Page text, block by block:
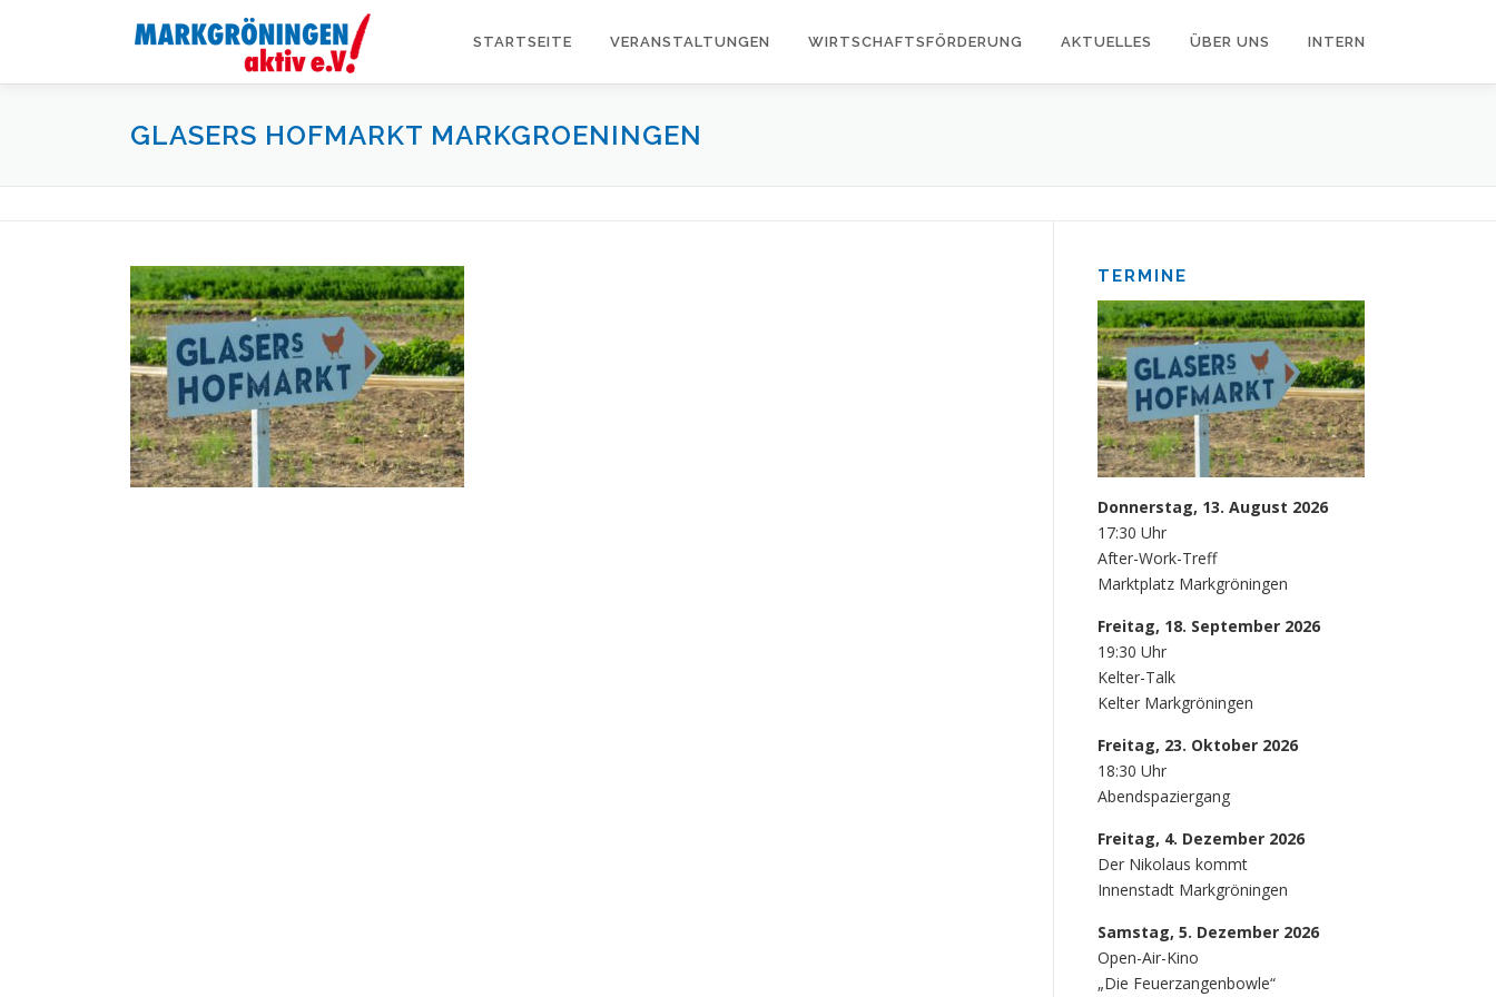
STARTSEITE VERANSTALTUNGEN WIRTSCHAFTSFÖRDERUNG AKTUELLES ÜBER UNS INTERN
GLASERS HOFMARKT MARKGROENINGEN
TERMINE
Donnerstag, 13. August 2026
17:30 Uhr
After-Work-Treff
Marktplatz Markgröningen
Freitag, 18. September 2026
19:30 Uhr
Kelter-Talk
Kelter Markgröningen
Freitag, 23. Oktober 2026
18:30 Uhr
Abendspaziergang
Freitag, 4. Dezember 2026
Der Nikolaus kommt
Innenstadt Markgröningen
Samstag, 5. Dezember 2026
Open-Air-Kino
„Die Feuerzangenbowle“